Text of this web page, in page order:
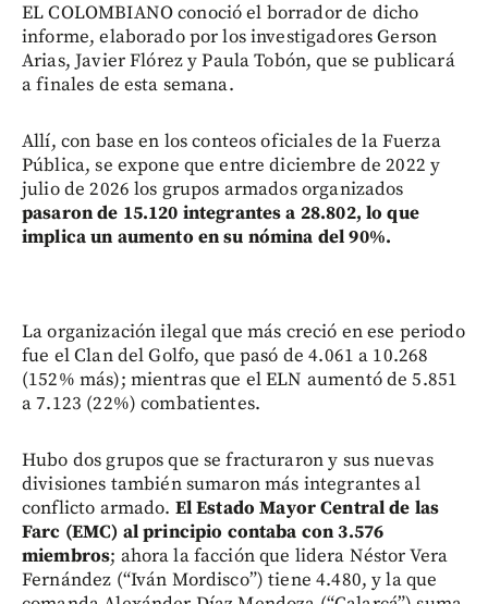
EL COLOMBIANO conoció el borrador de dicho
informe, elaborado por los investigadores Gerson
Arias, Javier Flórez y Paula Tobón, que se publicará
a finales de esta semana.
Allí, con base en los conteos oficiales de la Fuerza
Pública, se expone que entre diciembre de 2022 y
julio de 2026 los grupos armados organizados
pasaron de 15.120 integrantes a 28.802, lo que
implica un aumento en su nómina del 90%.
La organización ilegal que más creció en ese periodo
fue el Clan del Golfo, que pasó de 4.061 a 10.268
(152% más); mientras que el ELN aumentó de 5.851
a 7.123 (22%) combatientes.
Hubo dos grupos que se fracturaron y sus nuevas
divisiones también sumaron más integrantes al
conflicto armado. El Estado Mayor Central de las
Farc (EMC) al principio contaba con 3.576
miembros; ahora la facción que lidera Néstor Vera
Fernández (“Iván Mordisco”) tiene 4.480, y la que